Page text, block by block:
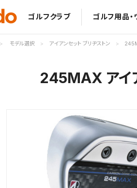
ゴルフクラブ ゴルフ用品・
モデル選択 アイアンセット ブリヂストン
245MAX アイ